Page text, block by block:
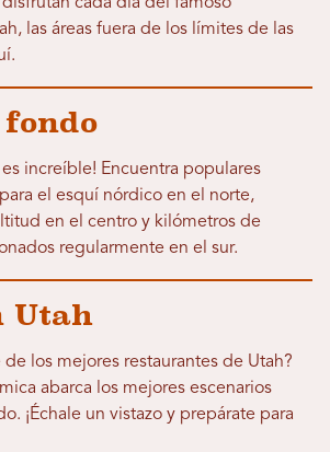
las áreas fuera de los límites de las
increíble! Encuentra populares
el esquí nórdico en el norte,
en el centro y kilómetros de
regularmente en el sur.
Utah
los mejores restaurantes de Utah?
abarca los mejores escenarios
¡Échale un vistazo y prepárate para